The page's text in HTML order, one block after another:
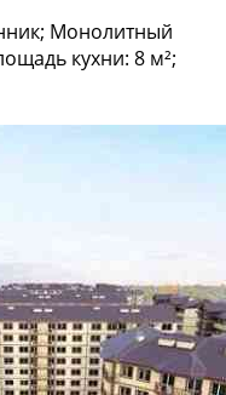
Монолитный
кухни: 8 м²;